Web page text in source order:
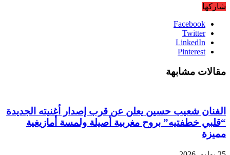
شاركها
Facebook
Twitter
LinkedIn
Pinterest
مقالات مشابهة
الفنان شعيب حسين يعلن عن قرب إصدار أغنيته الجديدة
“قلبي خطفتيه” بروح مغربية أصيلة ولمسة أمازيغية
مميزة